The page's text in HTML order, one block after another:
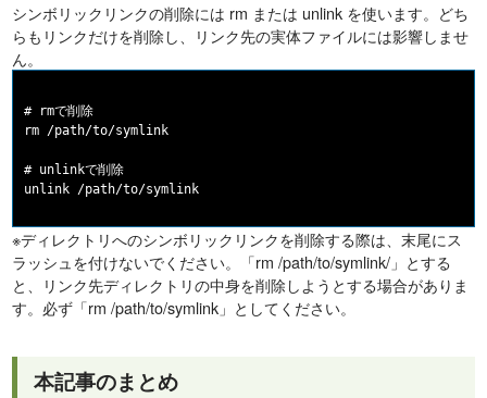
シンボリックリンクの削除には rm または unlink を使います。どち
らもリンクだけを削除し、リンク先の実体ファイルには影響しませ
ん。
# rmで削除
rm /path/to/symlink
# unlinkで削除
※ディレクトリへのシンボリックリンクを削除する際は、末尾にス
ラッシュを付けないでください。「rm /path/to/symlink/」とする
と、リンク先ディレクトリの中身を削除しようとする場合がありま
す。必ず「rm /path/to/symlink」としてください。
本記事のまとめ